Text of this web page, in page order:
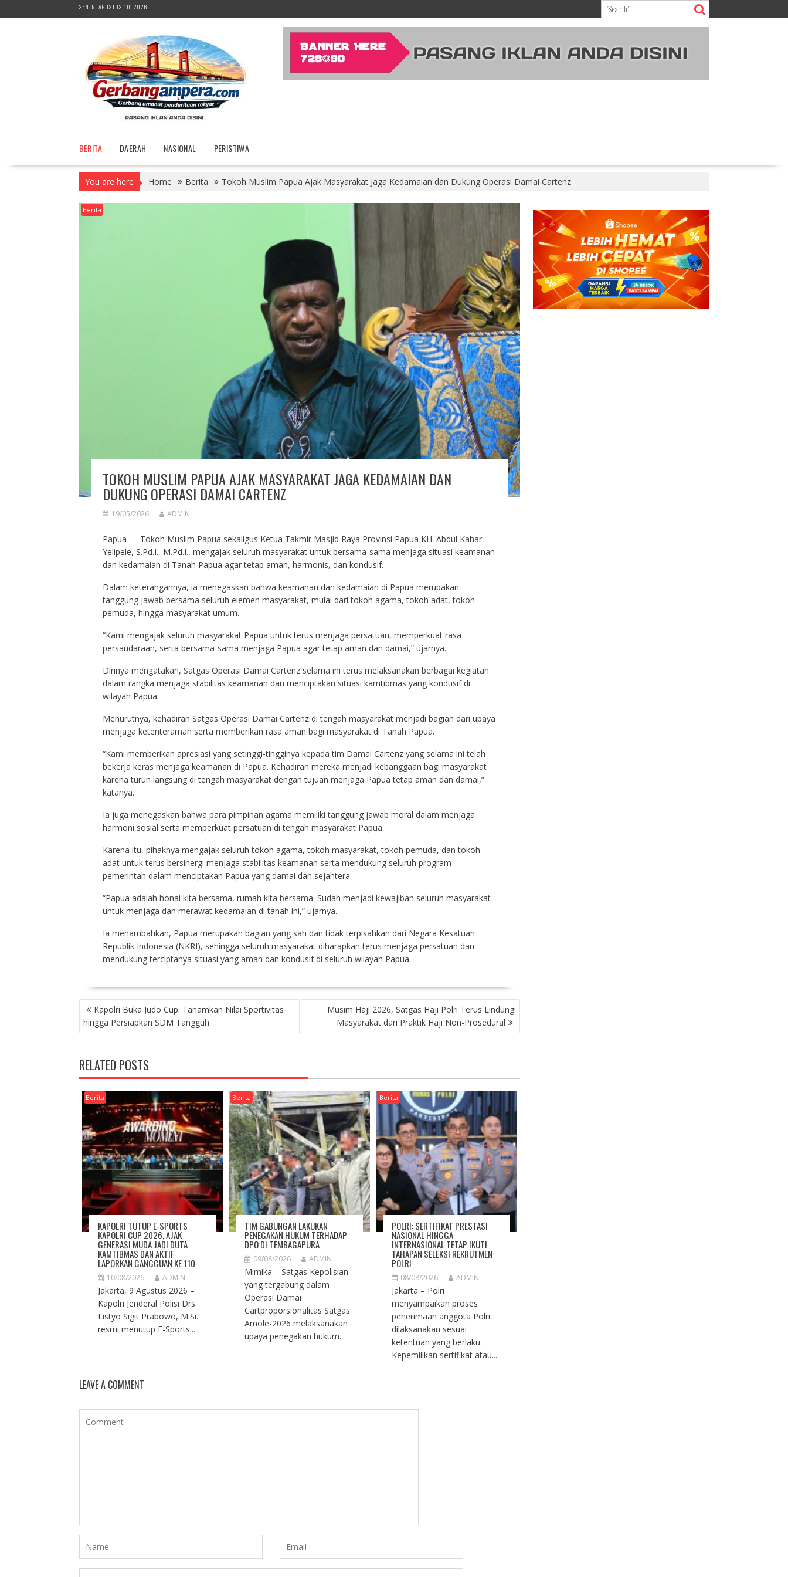
to
SENIN, AGUSTUS 10, 2026
BERITA DAERAH NASIONAL PERISTIWA
You are here Home Berita Tokoh Muslim Papua Ajak Masyarakat Jaga Kedamaian dan Dukung Operasi Damai Cartenz
Berita
TOKOH MUSLIM PAPUA AJAK MASYARAKAT JAGA KEDAMAIAN DAN
DUKUNG OPERASI DAMAI CARTENZ
19/05/2026 ADMIN
Papua — Tokoh Muslim Papua sekaligus Ketua Takmir Masjid Raya Provinsi Papua KH. Abdul Kahar
Yelipele, S.Pd.I., M.Pd.I., mengajak seluruh masyarakat untuk bersama-sama menjaga situasi keamanan
dan kedamaian di Tanah Papua agar tetap aman, harmonis, dan kondusif.
Dalam keterangannya, ia menegaskan bahwa keamanan dan kedamaian di Papua merupakan
tanggung jawab bersama seluruh elemen masyarakat, mulai dari tokoh agama, tokoh adat, tokoh
pemuda, hingga masyarakat umum.
“Kami mengajak seluruh masyarakat Papua untuk terus menjaga persatuan, memperkuat rasa
persaudaraan, serta bersama-sama menjaga Papua agar tetap aman dan damai,” ujarnya.
Dirinya mengatakan, Satgas Operasi Damai Cartenz selama ini terus melaksanakan berbagai kegiatan
dalam rangka menjaga stabilitas keamanan dan menciptakan situasi kamtibmas yang kondusif di
wilayah Papua.
Menurutnya, kehadiran Satgas Operasi Damai Cartenz di tengah masyarakat menjadi bagian dari upaya
menjaga ketenteraman serta memberikan rasa aman bagi masyarakat di Tanah Papua.
“Kami memberikan apresiasi yang setinggi-tingginya kepada tim Damai Cartenz yang selama ini telah
bekerja keras menjaga keamanan di Papua. Kehadiran mereka menjadi kebanggaan bagi masyarakat
karena turun langsung di tengah masyarakat dengan tujuan menjaga Papua tetap aman dan damai,”
katanya.
Ia juga menegaskan bahwa para pimpinan agama memiliki tanggung jawab moral dalam menjaga
harmoni sosial serta memperkuat persatuan di tengah masyarakat Papua.
Karena itu, pihaknya mengajak seluruh tokoh agama, tokoh masyarakat, tokoh pemuda, dan tokoh
adat untuk terus bersinergi menjaga stabilitas keamanan serta mendukung seluruh program
pemerintah dalam menciptakan Papua yang damai dan sejahtera.
“Papua adalah honai kita bersama, rumah kita bersama. Sudah menjadi kewajiban seluruh masyarakat
untuk menjaga dan merawat kedamaian di tanah ini,” ujarnya.
Ia menambahkan, Papua merupakan bagian yang sah dan tidak terpisahkan dari Negara Kesatuan
Republik Indonesia (NKRI), sehingga seluruh masyarakat diharapkan terus menjaga persatuan dan
mendukung terciptanya situasi yang aman dan kondusif di seluruh wilayah Papua.
NAVIGASI
POSKapolri Buka Judo Cup: Tanamkan Nilai Sportivitas
hingga Persiapkan SDM Tangguh
Musim Haji 2026, Satgas Haji Polri Terus Lindungi
Masyarakat dari Praktik Haji Non-Prosedural
RELATED POSTS
Berita
KAPOLRI TUTUP E-SPORTS
KAPOLRI CUP 2026, AJAK
GENERASI MUDA JADI DUTA
KAMTIBMAS DAN AKTIF
LAPORKAN GANGGUAN KE 110
10/08/2026 ADMIN
Jakarta, 9 Agustus 2026 –
Kapolri Jenderal Polisi Drs.
Listyo Sigit Prabowo, M.Si.
resmi menutup E-Sports...
Berita
TIM GABUNGAN LAKUKAN
PENEGAKAN HUKUM TERHADAP
DPO DI TEMBAGAPURA
09/08/2026 ADMIN
Mimika – Satgas Kepolisian
yang tergabung dalam
Operasi Damai
Cartproporsionalitas Satgas
Amole-2026 melaksanakan
upaya penegakan hukum...
Berita
POLRI: SERTIFIKAT PRESTASI
NASIONAL HINGGA
INTERNASIONAL TETAP IKUTI
TAHAPAN SELEKSI REKRUTMEN
POLRI
08/08/2026 ADMIN
Jakarta – Polri
menyampaikan proses
penerimaan anggota Polri
dilaksanakan sesuai
ketentuan yang berlaku.
Kepemilikan sertifikat atau...
LEAVE A COMMENT